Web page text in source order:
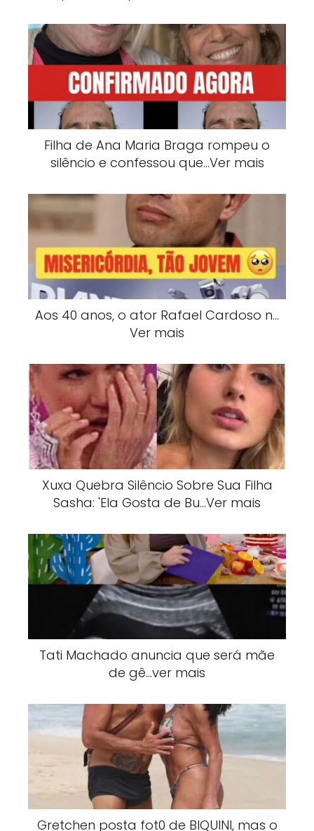
Filha de Ana Maria Braga rompeu o
silêncio e confessou que…Ver mais
Aos 40 anos, o ator Rafael Cardoso n…
Ver mais
Xuxa Quebra Silêncio Sobre Sua Filha
Sasha: 'Ela Gosta de Bu…Ver mais
Tati Machado anuncia que será mãe
de gê…ver mais
Gretchen posta fot0 de BlQUlNI, mas o